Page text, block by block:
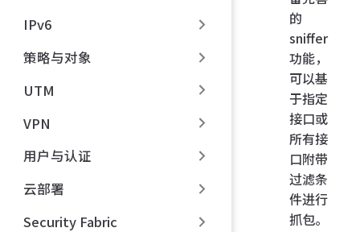
IPv6
策略与对象
UTM
VPN
用户与认证
云部署
Security Fabric
的
sniffer
功能，
可以基
于指定
接口或
所有接
口附带
过滤条
件进行
抓包。